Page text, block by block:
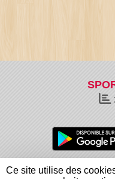
Charte
Ce site utilise des